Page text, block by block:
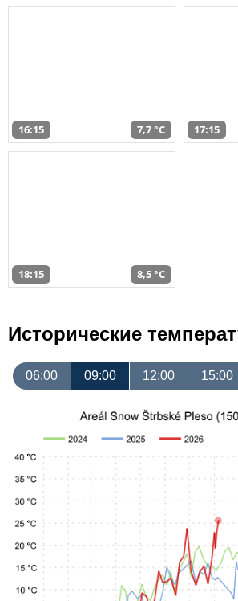
16:15 7,7 °C 17:15
18:15 8,5 °C
Исторические
06:00 09:00 12:00 15:00